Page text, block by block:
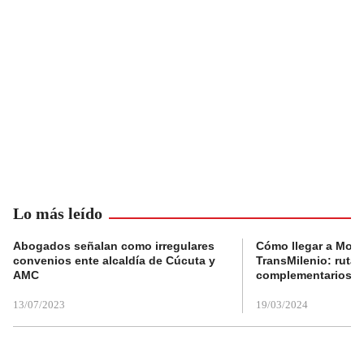
Lo más leído
Abogados señalan como irregulares
convenios ente alcaldía de Cúcuta y
AMC
13/07/2023
Cómo llegar a
TransMilenio:
complementarios
19/03/2024